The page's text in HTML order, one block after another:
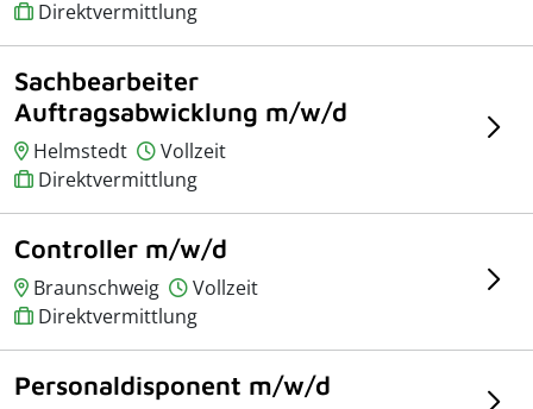
Direktvermittlung
Sachbearbeiter
Auftragsabwicklung m/w/d
Helmstedt
Vollzeit
Direktvermittlung
Controller m/w/d
Braunschweig
Vollzeit
Direktvermittlung
Personaldisponent m/w/d